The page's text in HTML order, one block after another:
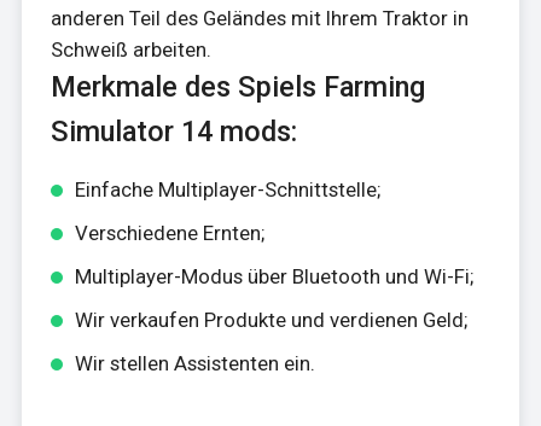
anderen Teil des Geländes mit Ihrem Traktor in
Schweiß arbeiten.
Merkmale des Spiels Farming
Simulator 14 mods:
Einfache Multiplayer-Schnittstelle;
Verschiedene Ernten;
Multiplayer-Modus über Bluetooth und Wi-Fi;
Wir verkaufen Produkte und verdienen Geld;
Wir stellen Assistenten ein.